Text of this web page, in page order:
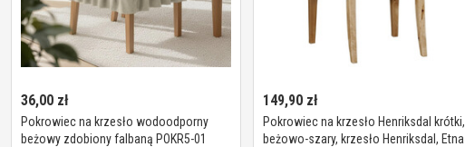
36,00 zł
Pokrowiec na krzesło wodoodporny
beżowy zdobiony falbaną POKR5-01
149,90zł
Pokrowiec na krzesło Henriksdal krótki,
beżowo-szary, krzesło Henriksdal, Etna